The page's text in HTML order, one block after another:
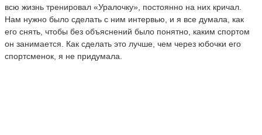
всю жизнь тренировал «Уралочку», постоянно на них кричал.
Нам нужно было сделать с ним интервью, и я все думала, как
его снять, чтобы без объяснений было понятно, каким спортом
он занимается. Как сделать это лучше, чем через юбочки его
спортсменок, я не придумала.